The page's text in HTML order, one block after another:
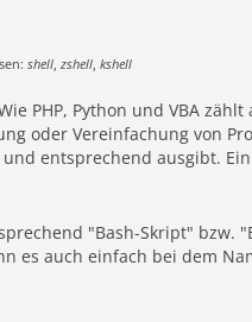
shell zshell kshell
PHP, Python und VBA
oder Vereinfachung von
entsprechend ausgibt.
"Bash-Skript" bzw.
es auch einfach bei dem